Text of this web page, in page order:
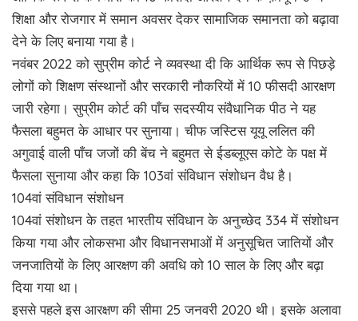
शिक्षा और रोजगार में समान अवसर देकर सामाजिक समानता को बढ़ावा
देने के लिए बनाया गया है।
नवंबर 2022 को सुप्रीम कोर्ट ने व्यवस्था दी कि आर्थिक रूप से पिछड़े
लोगों को शिक्षण संस्थानों और सरकारी नौकरियों में 10 फीसदी आरक्षण
जारी रहेगा। सुप्रीम कोर्ट की पाँच सदस्यीय संवैधानिक पीठ ने यह
फैसला बहुमत के आधार पर सुनाया। चीफ जस्टिस यूयू ललित की
अगुवाई वाली पाँच जजों की बेंच ने बहुमत से ईडब्लूएस कोटे के पक्ष में
फैसला सुनाया और कहा कि 103वां संविधान संशोधन वैध है।
104वां संविधान संशोधन
104वां संशोधन के तहत भारतीय संविधान के अनुच्छेद 334 में संशोधन
किया गया और लोकसभा और विधानसभाओं में अनुसूचित जातियों और
जनजातियों के लिए आरक्षण की अवधि को 10 साल के लिए और बढ़ा
दिया गया था।
इससे पहले इस आरक्षण की सीमा 25 जनवरी 2020 थी। इसके अलावा